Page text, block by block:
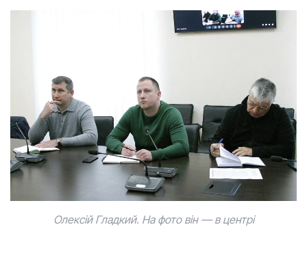
Олексій Гладкий. На фото він — в центрі